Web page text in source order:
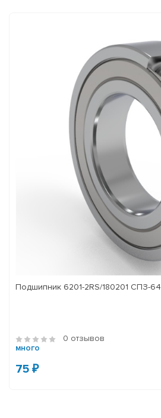
Подшипник 6201-2RS/180201 СПЗ-64
0 отзывов
много
75 ₽